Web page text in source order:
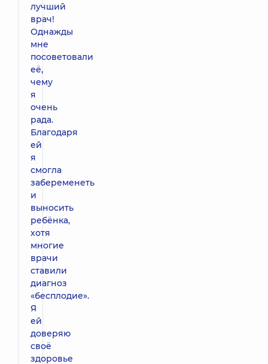
лучший
врач!
Однажды
мне
посоветовали
её,
чему
я
очень
рада.
Благодаря
ей
я
смогла
забеременеть
и
выносить
ребёнка,
хотя
многие
врачи
ставили
диагноз
«бесплодие».
Я
ей
доверяю
своё
здоровье